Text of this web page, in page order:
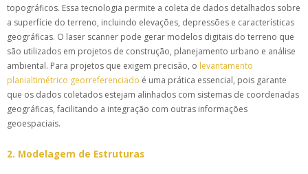
topográficos. Essa tecnologia permite a coleta de dados detalhados sobre
a superfície do terreno, incluindo elevações, depressões e características
geográficas. O laser scanner pode gerar modelos digitais do terreno que
são utilizados em projetos de construção, planejamento urbano e análise
ambiental. Para projetos que exigem precisão, o levantamento
planialtimétrico georreferenciado é uma prática essencial, pois garante
que os dados coletados estejam alinhados com sistemas de coordenadas
geográficas, facilitando a integração com outras informações
geoespaciais.
2. Modelagem de Estruturas